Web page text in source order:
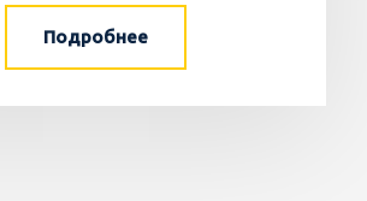
Подробнее